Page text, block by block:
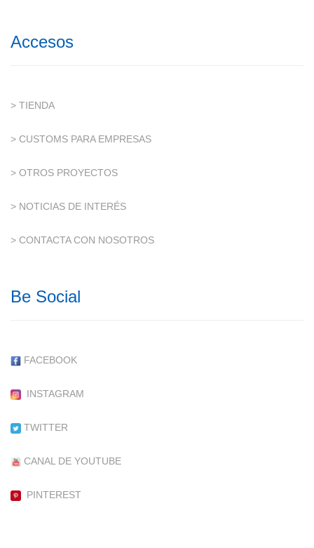
Accesos
> TIENDA
> CUSTOMS PARA EMPRESAS
> OTROS PROYECTOS
> NOTICIAS DE INTERÉS
> CONTACTA CON NOSOTROS
Be Social
FACEBOOK
INSTAGRAM
TWITTER
CANAL DE YOUTUBE
PINTEREST